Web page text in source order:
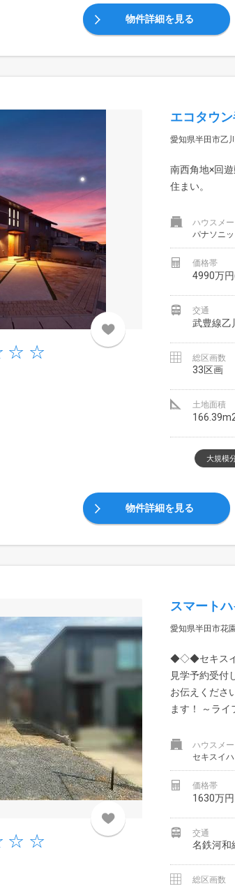
物件詳細を見る
エコタウ
愛知県半田市乙
南西角地×回
住まい。
ハウスメ
パナソニ
価格帯
4990万
交通
武豊線乙
総区画数
33区画
土地面積
大規模
物件詳細を見る
スマート
愛知県半田市花
◆◇◆セキスイ
見学予約受付
お伝えくださ
ます！ ～ライ
ハウスメ
セキスイ
価格帯
1630万円
交通
名鉄河和
総区画数